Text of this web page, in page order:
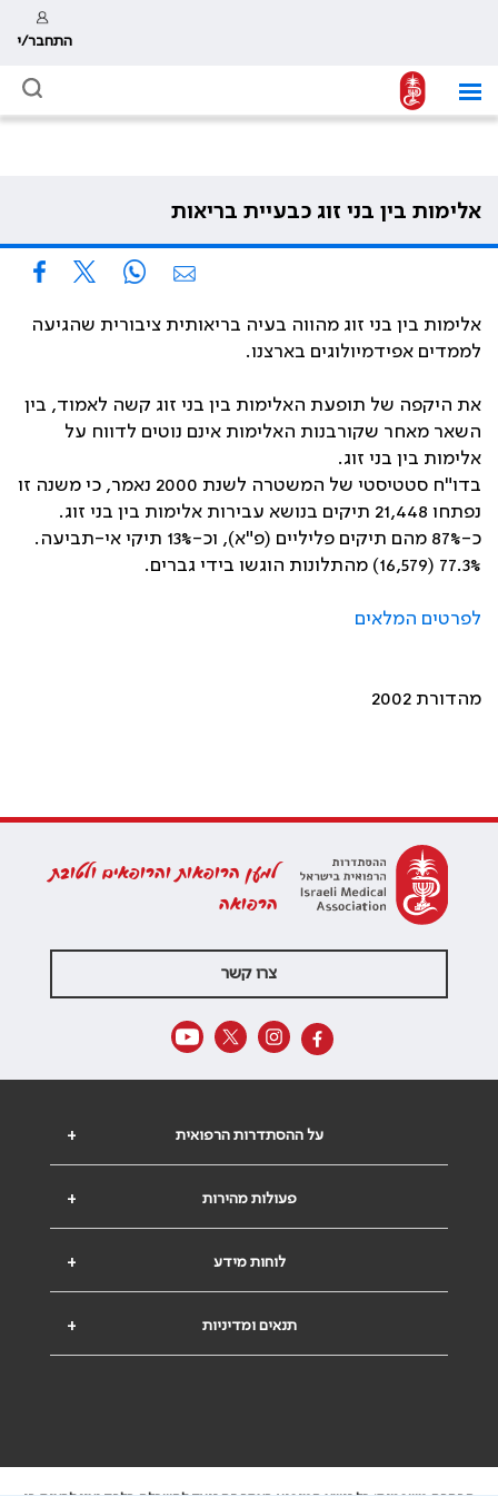
התחבר/י
אלימות בין בני זוג כבעיית בריאות
אלימות בין בני זוג מהווה בעיה בריאותית ציבורית שהגיעה
לממדים אפידמיולוגים בארצנו.
את היקפה של תופעת האלימות בין בני זוג קשה לאמוד, בין
השאר מאחר שקורבנות האלימות אינם נוטים לדווח על
אלימות בין בני זוג.
בדו"ח סטטיסטי של המשטרה לשנת 2000 נאמר, כי משנה זו
נפתחו 21,448 תיקים בנושא עבירות אלימות בין בני זוג.
כ-87% מהם תיקים פליליים (פ"א), וכ-13% תיקי אי-תביעה.
77.3% (16,579) מהתלונות הוגשו בידי גברים.
לפרטים המלאים
מהדורת 2002
למען הרופאות והרופאים ולטובת
הרפואה
צרו קשר
+ על ההסתדרות הרפואית
+ פעולות מהירות
+ לוחות מידע
+ תנאים ומדיניות